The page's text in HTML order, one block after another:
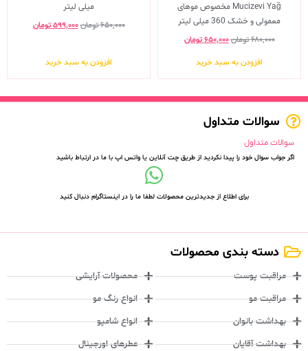
Mucizevi Yağ مخصوص موهای
معمولی و خشک 360 میلی لیتر
۶۸۰,۰۰۰تومان۶۵۰,۰۰۰ تومان
افزودن به سبد خرید
میلی لیتر
۶۵۰,۰۰۰تومان۵۹۹,۰۰۰ تومان
افزودن به سبد خرید
سوالات متداول
سوالات متداول
اگر جواب سوال خود را پیدا نکردید از طریق چت آنلاین یا واتس اپ با ما در ارتباط باشید
برای اطلاع از جدیدترین محصولات لطفا ما را در اینستاگرام دنبال کنید
دسته بندی محصولات
مراقبت پوست
مراقبت مو
بهداشت بانوان
بهداشت آقایان
محصولات آرایشی
انواع رنگ مو
انواع شامپو
عطرهای اورجینال